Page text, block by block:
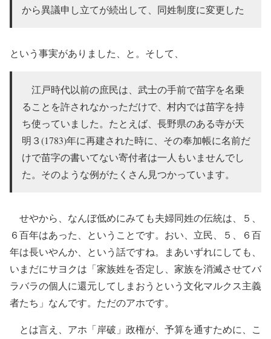
から異議申し立てが続出して、同姓制度に変更した
という事実がありました、と。そして、
江戸時代以前の庶民は、武士の手前で苗字を名乗
ることを許されなかっただけで、村内では苗字を持
ち使っていました。たとえば、長野県のある寺が天
明３(1783)年に再建された時に、その奉加帳に名前だ
けで苗字の書いてない寄付者は一人もいませんでし
た。そのような例がたくさん見つかっています。
せやから、なんぼ低めにみても夫婦同姓の伝統は、５、
６百年はあった、ということです。おい、立民、５、６百
年は長いやんか、という話ですね。まあいずれにしても、
いまだにサヨクは「家族姓を否定し、家族を消滅させてバ
ラバラの個人に還元してしまおうという文化マルクス主義
者たち」なんです。ただのアホです。
とは言え、アホ「岸破」政権が、予算を通すために、こ